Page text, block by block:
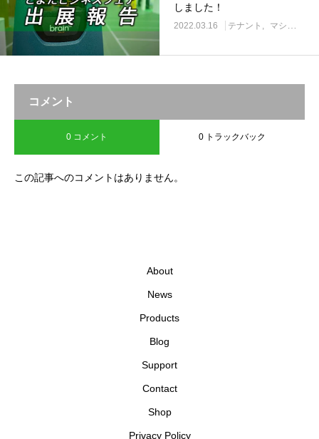
しました！
2022.03.16 テナント マシン
コメント
0 コメント 0 トラックバック
この記事へのコメントはありません。
About
News
Products
Blog
Support
Contact
Shop
Privacy Policy